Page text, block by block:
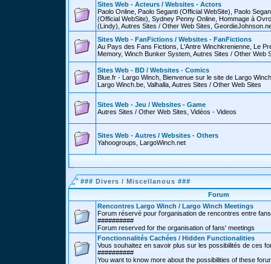
Sites Web - Acteurs / Websites - Actors
Paolo Online, Paolo Seganti (Official WebSite), Paolo
(Official WebSite), Sydney Penny Online, Hommage à
(Lindy), Autres Sites / Other Web Sites,
Sites Web - FanFictions / Websites - FanFictions
Au Pays des Fans Fictions, L'Antre Winchkrenienne, Le
Memory, Winch Bunker System, Autres Sites / Other Web
Sites Web - BD / Websites - Comics
Blue.fr - Largo Winch, Bienvenue sur le site de Largo
Largo Winch.be, Valhalla, Autres Sites / Other Web Sites
Sites Web - Jeu / Websites - Game
Autres Sites / Other Web Sites, Vidéos - Videos
Sites Web - Autres / Websites - Others
Yahoogroups, LargoWinch.net
### Divers / Miscellanous ###
Forum
Rencontres Largo Winch / Largo Winch Meetings
Forum réservé pour l'organisation de rencontres entre fans
##########
Forum reserved for the organisation of fans' meetings
Fonctionnalités Cachées / Hidden Functionalities
Vous souhaitez en savoir plus sur les possibilités de ces
##########
You want to know more about the possibilities of these